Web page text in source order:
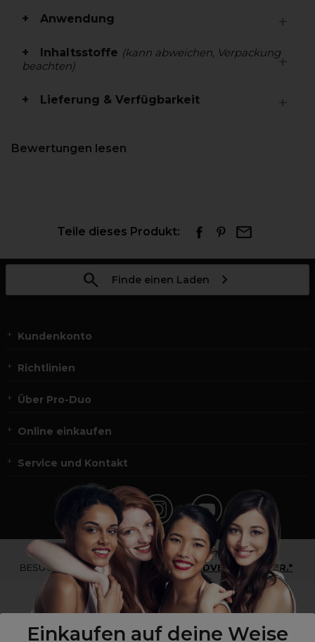
Einkaufen auf deine Weise
Anwendung
Inhaltsstoffe (kann abweichen, Verpackung
beachten)
Lieferung & Verfügbarkeit
Bewertungen lesen
Teile dieses Produkt:
Finde einen Laden
Kundenkonto
Richtlinien
Über Pro-Duo
Online einkaufen
Service und Kontakt
*Du bist kein Profikunde?
BESUCHE
UNSERE WEBSEITE FÜR ENDVERBRAUCHER.*